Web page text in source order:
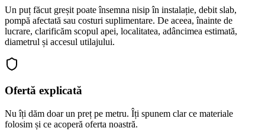
Un puț făcut greșit poate însemna nisip în instalație, debit slab,
pompă afectată sau costuri suplimentare. De aceea, înainte de
lucrare, clarificăm scopul apei, localitatea, adâncimea estimată,
diametrul și accesul utilajului.
Ofertă explicată
Nu îți dăm doar un preț pe metru. Îți spunem clar ce materiale
folosim și ce acoperă oferta noastră.